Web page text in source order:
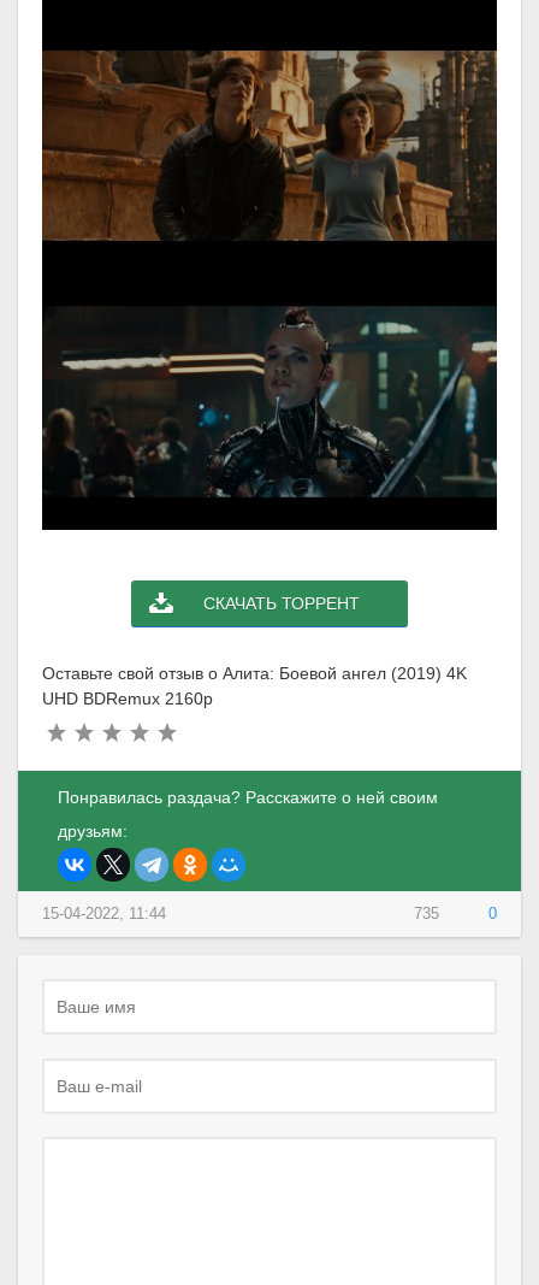
СКАЧАТЬ ТОРРЕНТ
Оставьте свой отзыв о Алита: Боевой ангел (2019) 4K
UHD BDRemux 2160p
Понравилась раздача? Расскажите о ней своим
друзьям:
735 0
15-04-2022, 11:44